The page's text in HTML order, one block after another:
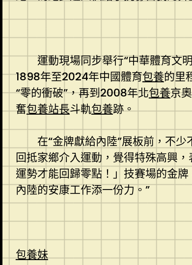
運動現場同步舉行“中華體育文
1898年至2024年中國體育包養的里
“零的衝破”，再到2008年北包養京
奮包養站長斗軌包養跡。
在“金牌獻給內陸”展板前，不
回抵家鄉介入運動，覺得特殊高興
運勢才能回歸零點！」技賽場的金
內陸的安康工作添一份力。”
包養妹